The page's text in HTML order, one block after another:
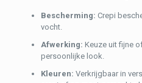
Bescherming: Crepi
vocht.
Afwerking: Keuze uit fijne
persoonlijke look.
Kleuren: Verkrijgbaar in